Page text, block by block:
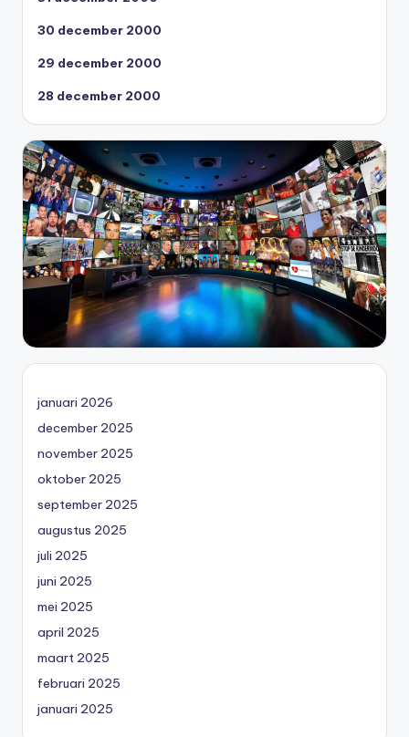
30 december 2000
29 december 2000
28 december 2000
januari 2026
december 2025
november 2025
oktober 2025
september 2025
augustus 2025
juli 2025
juni 2025
mei 2025
april 2025
maart 2025
februari 2025
januari 2025